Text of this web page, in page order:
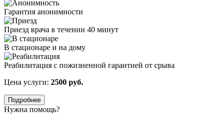
Гарантия анонимности
Приезд врача в течении 40 минут
В стационаре и на дому
Реабилитация с пожизненной гарантией от срыва
Цена услуги: 2500 руб.
Подробнее
Нужна помощь?